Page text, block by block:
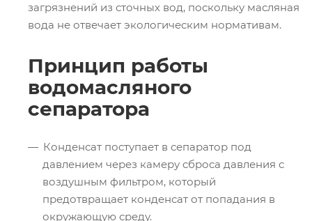
загрязнений из сточных вод, поскольку масляная
вода не отвечает экологическим нормативам.
Принцип работы
водомасляного
сепаратора
Конденсат поступает в сепаратор под
давлением через камеру сброса давления с
воздушным фильтром, который
предотвращает конденсат от попадания в
окружающую среду.